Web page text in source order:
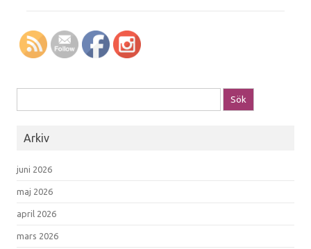
Arkiv
juni 2026
maj 2026
april 2026
mars 2026